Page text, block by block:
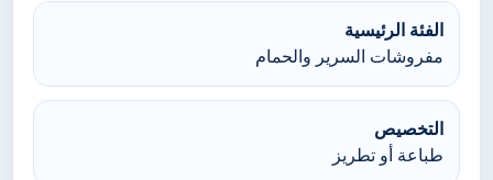
الفئة الرئيسية
مفروشات السرير والحمام
التخصيص
طباعة أو تطريز